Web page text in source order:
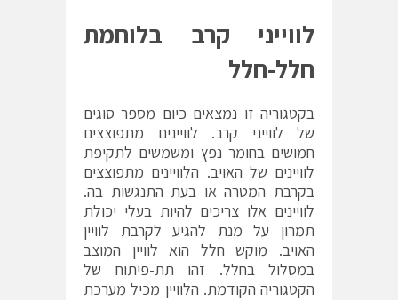
לווייני קרב בלוחמת
חלל-חלל
בקטגוריה זו נמצאים כיום מספר סוגים
של לווייני קרב. לוויינים מתפוצצים
חמושים בחומר נפץ ומשמשים לתקיפת
לוויינים של האויב. הלוויינים מתפוצצים
בקרבת המטרה או בעת התנגשות בה.
לוויינים אלו צריכים להיות בעלי יכולת
תמרון על מנת להגיע לקרבת לוויין
האויב. מוקש חלל הוא לוויין המוצב
במסלול בחלל. זהו תת-פיתוח של
הקטגוריה הקודמת. הלוויין מכיל מערכת